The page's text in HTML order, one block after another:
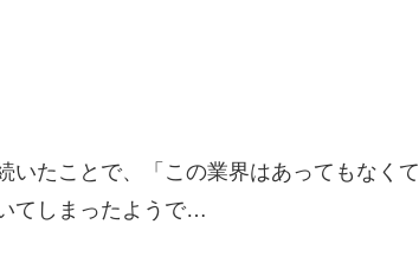
いたことで、「この業界はあってもなくて
てしまったようで…